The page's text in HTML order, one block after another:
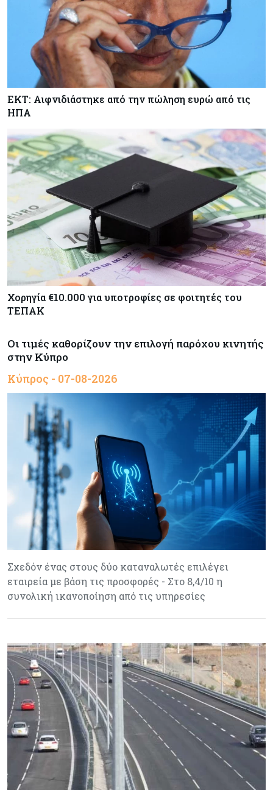
ΕΚΤ: Αιφνιδιάστηκε από την πώληση ευρώ από τις
ΗΠΑ
Χορηγία €10.000 για υποτροφίες σε φοιτητές του
ΤΕΠΑΚ
Οι τιμές καθορίζουν την επιλογή παρόχου κινητής
στην Κύπρο
Κύπρος - 07-08-2026
Σχεδόν ένας στους δύο καταναλωτές επιλέγει
εταιρεία με βάση τις προσφορές - Στο 8,4/10 η
συνολική ικανοποίηση από τις υπηρεσίες